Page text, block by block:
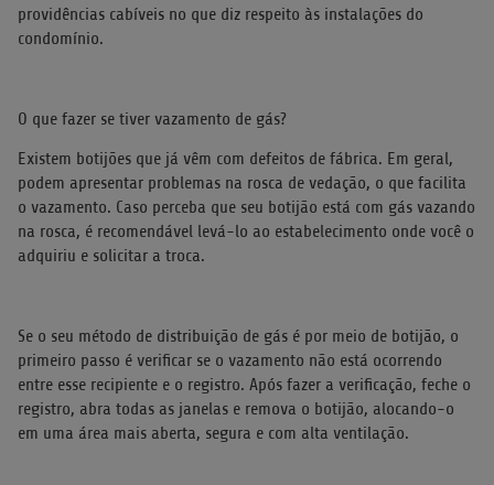
providências cabíveis no que diz respeito às instalações do
condomínio.
O que fazer se tiver vazamento de gás?
Existem botijões que já vêm com defeitos de fábrica. Em geral,
podem apresentar problemas na rosca de vedação, o que facilita
o vazamento. Caso perceba que seu botijão está com gás vazando
na rosca, é recomendável levá-lo ao estabelecimento onde você o
adquiriu e solicitar a troca.
Se o seu método de distribuição de gás é por meio de botijão, o
primeiro passo é verificar se o vazamento não está ocorrendo
entre esse recipiente e o registro. Após fazer a verificação, feche o
registro, abra todas as janelas e remova o botijão, alocando-o
em uma área mais aberta, segura e com alta ventilação.